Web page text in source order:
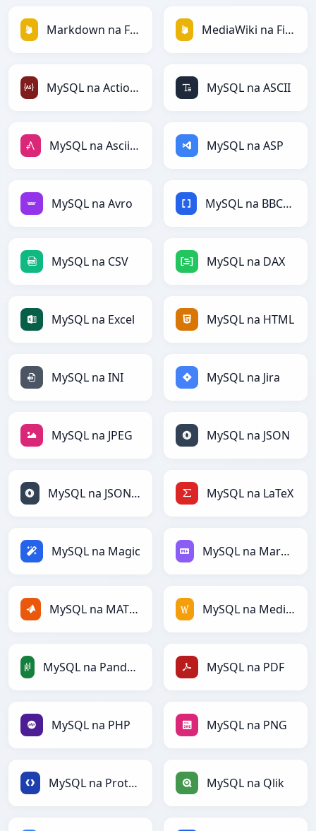
Markdown na Firebase MediaWiki na Firebase
MySQL na ActionScript MySQL na ASCII
MySQL na AsciiDoc MySQL na ASP
MySQL na Avro MySQL na BBCode
MySQL na CSV MySQL na DAX
MySQL na Excel MySQL na HTML
MySQL na INI MySQL na Jira
MySQL na JPEG MySQL na JSON
MySQL na JSONLines MySQL na LaTeX
MySQL na Magic MySQL na Markdown
MySQL na MATLAB MySQL na MediaWiki
MySQL na PandasDataFrame MySQL na PDF
MySQL na PHP MySQL na PNG
MySQL na Protobuf MySQL na Qlik